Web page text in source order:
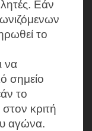
Εάν
το
να
σημείο
το
κριτή
αγώνα.